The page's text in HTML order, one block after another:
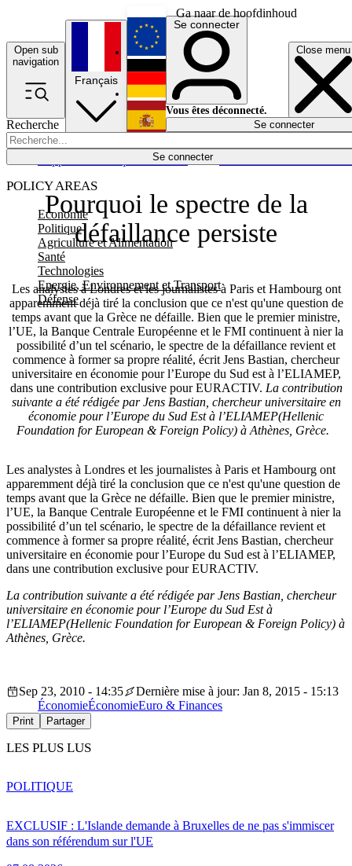
Ga naar de hoofdinhoud
Open sub
navigation
Close menu
Recherche
Se connecter
POLICY AREAS
Economie
Politique
Agriculture et Alimentation
Santé
Technologies
Energie, Environnement et Transport
Défense
Économie
Français
English
Deutsch
Español
Se connecter
Vous êtes déconnecté.
Se connecter
Pourquoi le spectre de la
défaillance persiste
Les analystes à Londres et les journalistes à Paris et Hambourg ont
apparemment déjà tiré la conclusion que ce n'est qu'une question de
temps avant que la Grèce ne défaille. Bien que le premier ministre,
l’UE, la Banque Centrale Européenne et le FMI continuent à nier la
possibilité d’un tel scénario, le spectre de la défaillance revient et
commence à former sa propre réalité, écrit Jens Bastian, chercheur
universitaire en économie pour l’Europe du Sud est à l’ELIAMEP,
dans une contribution exclusive pour EURACTIV. La contribution
suivante a été rédigée par Jens Bastian, chercheur universitaire en
économie pour l’Europe du Sud Est à l’ELIAMEP(Hellenic
Foundation for European & Foreign Policy) à Athènes, Grèce.
Les analystes à Londres et les journalistes à Paris et Hambourg ont
apparemment déjà tiré la conclusion que ce n'est qu'une question de
temps avant que la Grèce ne défaille. Bien que le premier ministre,
l’UE, la Banque Centrale Européenne et le FMI continuent à nier la
possibilité d’un tel scénario, le spectre de la défaillance revient et
commence à former sa propre réalité, écrit Jens Bastian, chercheur
universitaire en économie pour l’Europe du Sud est à l’ELIAMEP,
dans une contribution exclusive pour EURACTIV.
La contribution suivante a été rédigée par Jens Bastian, chercheur
universitaire en économie pour l’Europe du Sud Est à
l’ELIAMEP(Hellenic Foundation for European & Foreign Policy) à
Athènes, Grèce.
Sep 23, 2010 - 14:35
Dernière mise à jour: Jan 8, 2015 - 15:13
ÉconomieÉconomieEuro & Finances
Print Partager
LES PLUS LUS
EXCLUSIF : L'Islande demande à Bruxelles de ne pas s'immiscer
dans son référendum sur l'UE
POLITIQUE